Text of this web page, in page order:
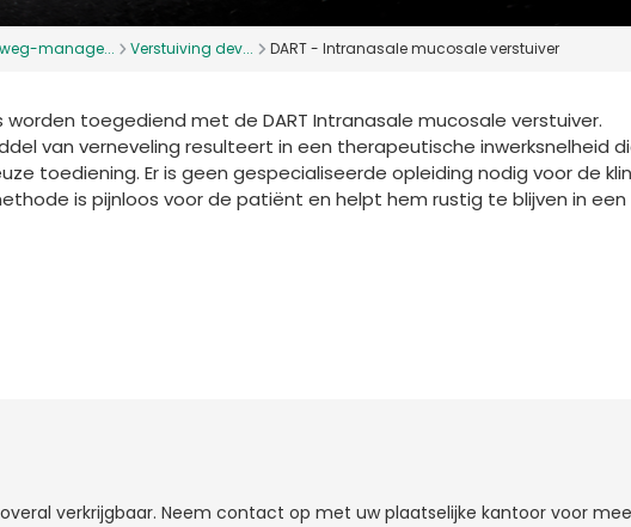
manage... Verstuiving dev... DART - Intranasale mucosale verstuiver
worden toegediend met de DART Intranasale mucosale verstuiver.
van verneveling resulteert in een therapeutische inwerksnelheid
toediening. Er is geen gespecialiseerde opleiding nodig voor de
is pijnloos voor de patiënt en helpt hem rustig te blijven in een
verkrijgbaar. Neem contact op met uw plaatselijke kantoor voor